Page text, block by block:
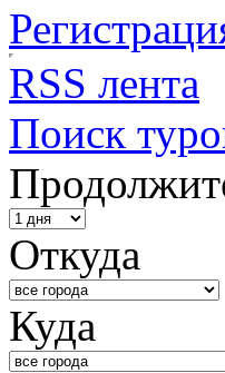
RSS лента
Поиск
Откуда
Куда